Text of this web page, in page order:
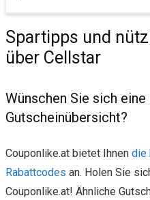
Spartipps und
über Cellstar
Wünschen Sie sich
Gutscheinübersicht?
Couponlike.at bietet Ihnen die
Rabattcodes an. Holen Sie
Couponlike.at! Ähnliche